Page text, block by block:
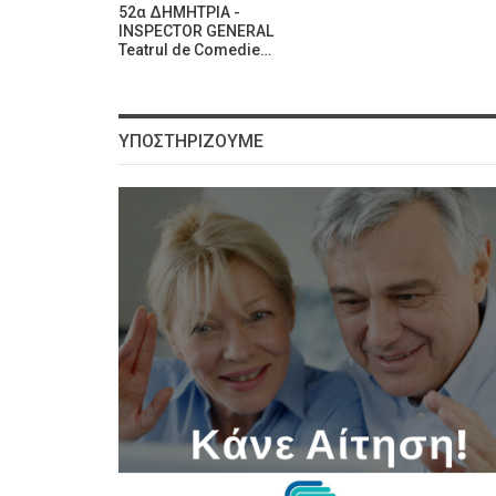
52α ΔΗΜΗΤΡΙΑ -
INSPECTOR GENERAL
Teatrul de Comedie…
ΥΠΟΣΤΗΡΊΖΟΥΜΕ